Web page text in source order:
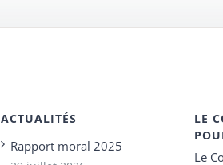
ACTUALITÉS
Rapport moral 2025
LE
Le